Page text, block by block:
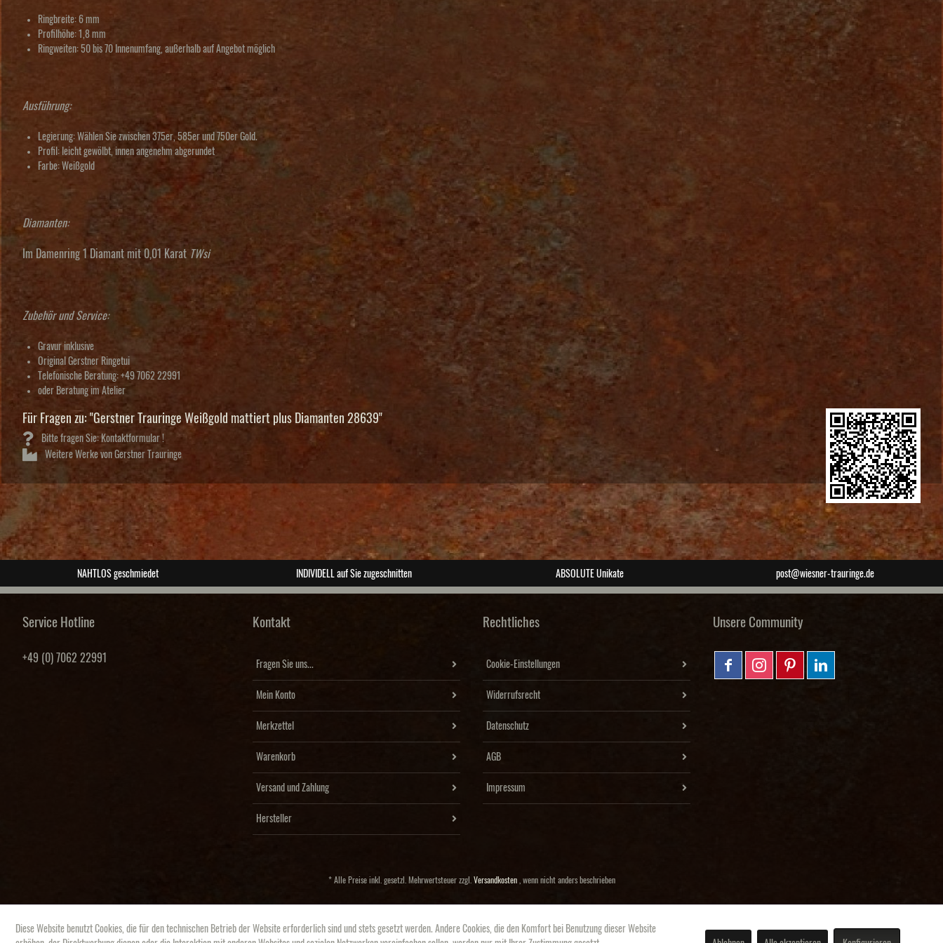
Ringbreite: 6 mm
Profilhöhe: 1,8 mm
Ringweiten: 50 bis 70 Innenumfang, außerhalb auf Angebot möglich
Ausführung:
Legierung: Wählen Sie zwischen 375er, 585er und 750er Gold.
Profil: leicht gewölbt, innen angenehm abgerundet
Farbe: Weißgold
Diamanten:
Im Damenring 1 Diamant mit 0,01 Karat TWsi
Zubehör und Service:
Gravur inklusive
Original Gerstner Ringetui
Telefonische Beratung: +49 7062 22991
oder Beratung im Atelier
Für Fragen zu: "Gerstner Trauringe Weißgold mattiert plus Diamanten 28639"
Bitte fragen Sie: Kontaktformular !
Weitere Werke von Gerstner Trauringe
NAHTLOS geschmiedet INDIVIDELL auf Sie zugeschnitten ABSOLUTE Unikate post@wiesner-trauringe.de
Service Hotline
+49 (0) 7062 22991
Kontakt
Fragen Sie uns...
Mein Konto
Merkzettel
Warenkorb
Versand und Zahlung
Hersteller
Rechtliches
Cookie-Einstellungen
Widerrufsrecht
Datenschutz
AGB
Impressum
Unsere Community
* Alle Preise inkl. gesetzl. Mehrwertsteuer zzgl. Versandkosten, wenn nicht anders beschrieben
Diese Website benutzt Cookies, die für den technischen Betrieb der Website erforderlich sind und stets gesetzt werden. Andere Cookies, die den Komfort bei Benutzung dieser Website